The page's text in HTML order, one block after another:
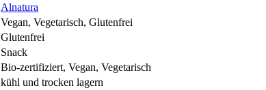
Alnatura
Vegan, Vegetarisch, Glutenfrei
Glutenfrei
Snack
Bio-zertifiziert, Vegan, Vegetarisch
kühl und trocken lagern